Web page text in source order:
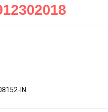
IN